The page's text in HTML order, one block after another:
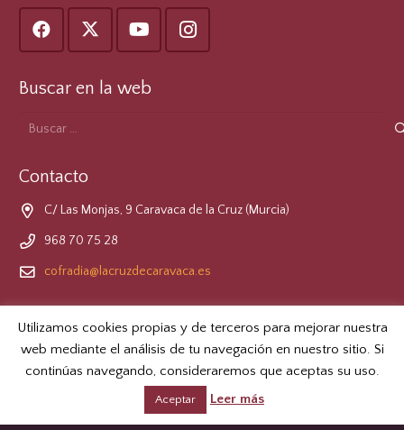
Buscar en la web
Buscar:
Contacto
C/ Las Monjas, 9 Caravaca de la Cruz (Murcia)
968 70 75 28
cofradia@lacruzdecaravaca.es
© 2026 Real e Ilustre Cofradía de la Santísima y Vera Cruz de
Utilizamos cookies propias y de terceros para mejorar nuestra
web mediante el análisis de tu navegación en nuestro sitio. Si
continúas navegando, consideraremos que aceptas su uso.
Aceptar Leer más